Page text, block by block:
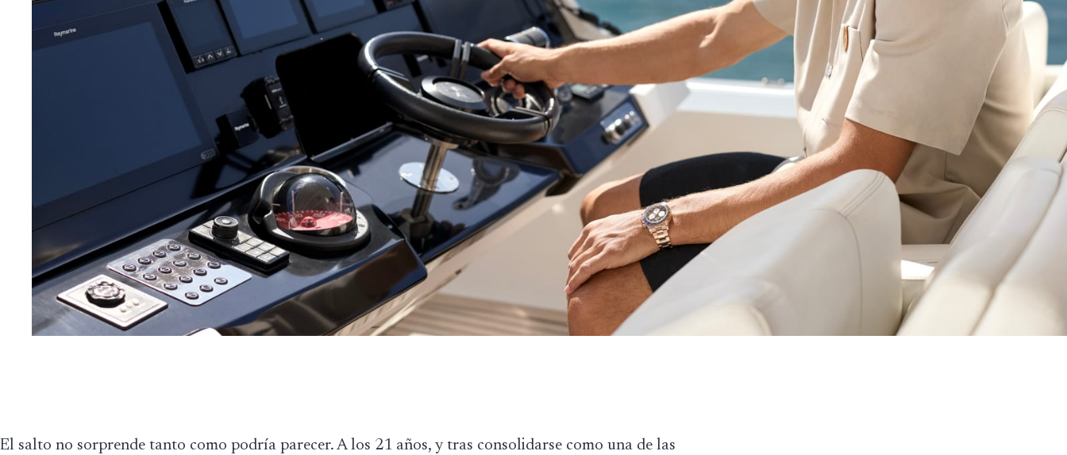
El salto no sorprende tanto como podría parecer. A los 21 años, y tras consolidarse como una de las